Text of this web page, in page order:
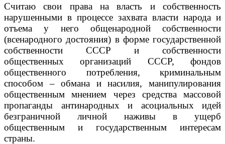
Считаю свои права на власть и собственность
нарушенными в процессе захвата власти народа и
отъема у него общенародной собственности
(всенародного достояния) в форме государственной
собственности СССР и собственности
общественных организаций СССР, фондов
общественного потребления, криминальным
способом – обмана и насилия, манипулирования
общественным мнением через средства массовой
пропаганды антинародных и асоциальных идей
безграничной личной наживы в ущерб
общественным и государственным интересам
страны.